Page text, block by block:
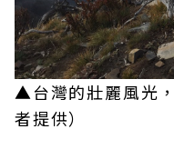
▲台灣的壯麗風光
者提供）